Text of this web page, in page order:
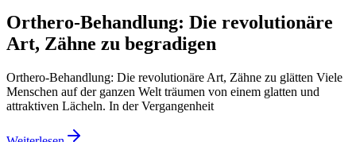
Orthero-Behandlung: Die revolutionäre
Art, Zähne zu begradigen
Orthero-Behandlung: Die revolutionäre Art, Zähne zu glätten Viele
Menschen auf der ganzen Welt träumen von einem glatten und
attraktiven Lächeln. In der Vergangenheit